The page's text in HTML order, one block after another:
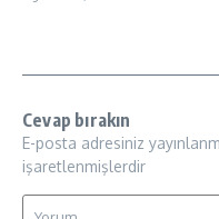
Cevap bırakın
E-posta adresiniz
işaretlenmişlerdir